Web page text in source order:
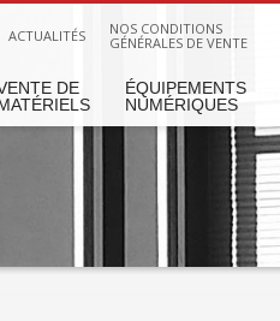
ACTUALITÉS
NOS CONDITIONS
GÉNÉRALES DE VENTE
DE
ÉQUIPEMENTS
NUMÉRIQUES